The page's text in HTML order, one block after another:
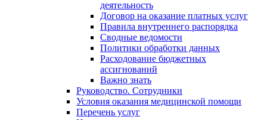
деятельность
Договор на оказание платных услуг
Правила внутреннего распорядка
Сводные ведомости
Политики обработки данных
Расходование бюджетных
ассигнований
Важно знать
Руководство. Сотрудники
Условия оказания медицинской помощи
Перечень услуг